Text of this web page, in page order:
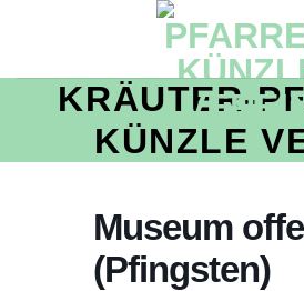
KRÄUTER-
KÜNZLE
Museum
(Pfingsten)